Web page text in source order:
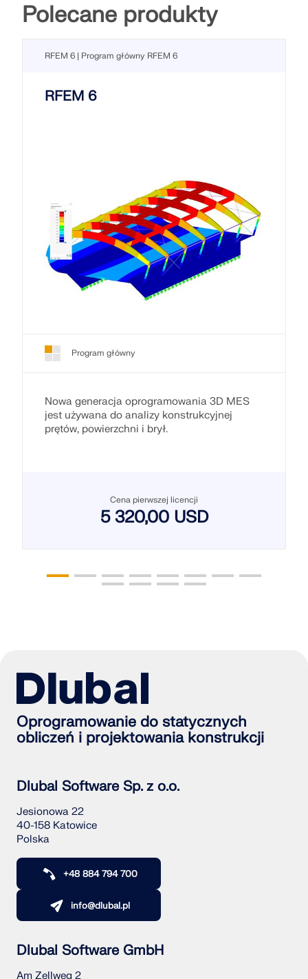
Polecane produkty
RFEM 6 | Program główny RFEM 6
RFEM 6
Program główny
Nowa generacja oprogramowania 3D MES
jest używana do analizy konstrukcyjnej
prętów, powierzchni i brył.
Cena pierwszej licencji
5 320,00 USD
Oprogramowanie do statycznych
obliczeń i projektowania konstrukcji
Dlubal Software Sp. z o.o.
Jesionowa 22
40-158 Katowice
Polska
+48 884 794 700
info@dlubal.pl
Dlubal Software GmbH
Am Zellweg 2